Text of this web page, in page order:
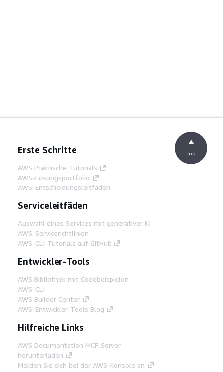
Erste Schritte
AWS Praktische Tutorials
AWS-Lösungsportfolio
AWS-Entscheidungsleitfäden
Serviceleitfäden
Auswahl eines Services mit generativer KI
AWS-Servicerichtlinien
AWS-CLI-Tutorials auf GitHub
Entwickler-Tools
AWS Bibliothek mit Codebeispielen
AWS-CLI
AWS Builder Center
AWS-Entwickler-Tools Blog
Hilfreiche Links
AWS Documentation MCP Server
herunterladen
Melden Sie sich bei der AWS-Konsole an
Top